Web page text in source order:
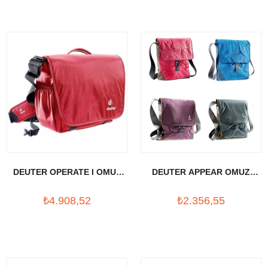
DEUTER OPERATE I OMUZ
₺4.908,52
DEUTER APPEAR OMUZ
₺2.356,55